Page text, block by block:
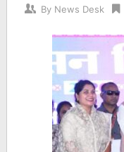
By News Desk